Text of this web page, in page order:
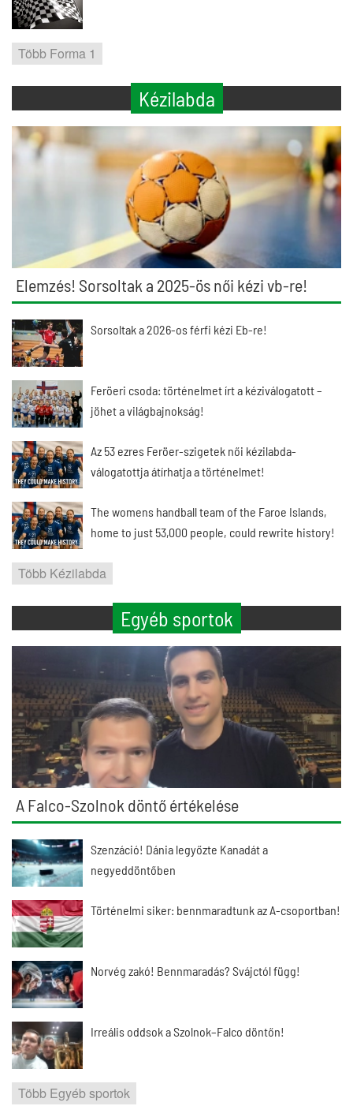
Több Forma 1
Kézilabda
Elemzés! Sorsoltak a 2025-ös női kézi vb-re!
Sorsoltak a 2026-os férfi kézi Eb-re!
Feröeri csoda: történelmet írt a kéziválogatott –
jöhet a világbajnokság!
Az 53 ezres Feröer-szigetek női kézilabda-
válogatottja átírhatja a történelmet!
The womens handball team of the Faroe Islands,
home to just 53,000 people, could rewrite history!
Több Kézilabda
Egyéb sportok
A Falco-Szolnok döntő értékelése
Szenzáció! Dánia legyőzte Kanadát a
negyeddöntőben
Történelmi siker: bennmaradtunk az A-csoportban!
Norvég zakó! Bennmaradás? Svájctól függ!
Irreális oddsok a Szolnok–Falco döntőn!
Több Egyéb sportok